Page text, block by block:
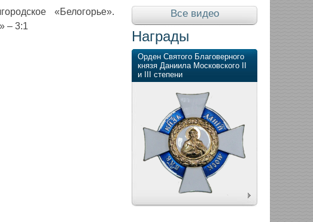
«Белогорье».
– 3:1
Все видео
Награды
Орден Святого Благоверного
князя Даниила Московского II
и III степени